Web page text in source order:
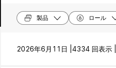
製品 ロール
2026年6月11日 | 4334 回表示 |